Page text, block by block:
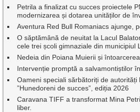
Petrila a finalizat cu succes proiectele
modernizarea și dotarea unităților de
Aventura Red Bull Romaniacs ajunge,
O săptămână de neuitat la Lacul
cele trei școli gimnaziale din municipiul
Nedeia din Poiana Muierii și
Intervenție promptă a salvamontiștilor
Oameni speciali sărbătoriți de autorități
”Hunedoreni de succes”, ediția 2026
Caravana TIFF a transformat Mina
liber.